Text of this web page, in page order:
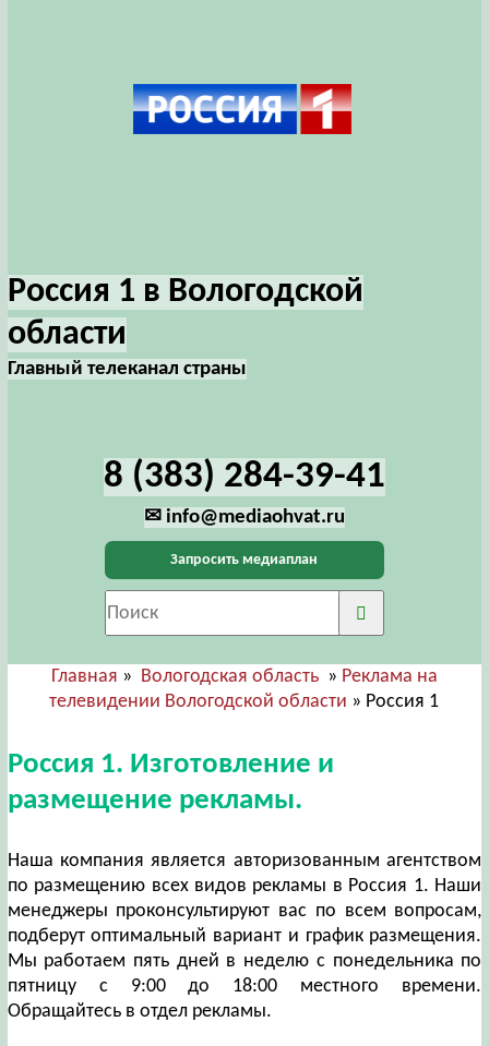
Россия 1 в Вологодской
области
Главный телеканал страны
8 (383) 284-39-41
✉ info@mediaohvat.ru
Запросить медиаплан
Главная » Вологодская область» Реклама на
телевидении Вологодской области » Россия 1
Россия 1. Изготовление и
размещение рекламы.
Наша компания является авторизованным агентством
по размещению всех видов рекламы в Россия 1. Наши
менеджеры проконсультируют вас по всем вопросам,
подберут оптимальный вариант и график размещения.
Мы работаем пять дней в неделю с понедельника по
пятницу с 9:00 до 18:00 местного времени.
Обращайтесь в отдел рекламы.